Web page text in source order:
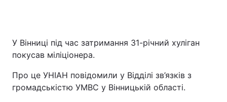
У Вінниці під час затримання 31-річний хуліган
покусав міліціонера.
Про це УНІАН повідомили у Відділі зв’язків з
громадськістю УМВС у Вінницькій області.